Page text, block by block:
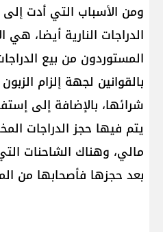
ومن الأسباب التي أدت
الدراجات النارية أيضا، هي
المستوردون من بيع
بالقوانين لجهة إلزام
شرائها، بالإضافة إلى
يتم فيها حجز الدراجات
مالي، وهناك الشاحنات
بعد حجزها فأصحابها من